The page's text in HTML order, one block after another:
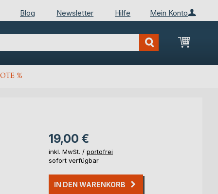
Mein Konto
Blog Newsletter Hilfe
Mein
%
19,00 €
inkl. MwSt. / portofrei
sofort verfügbar
IN DEN WARENKORB